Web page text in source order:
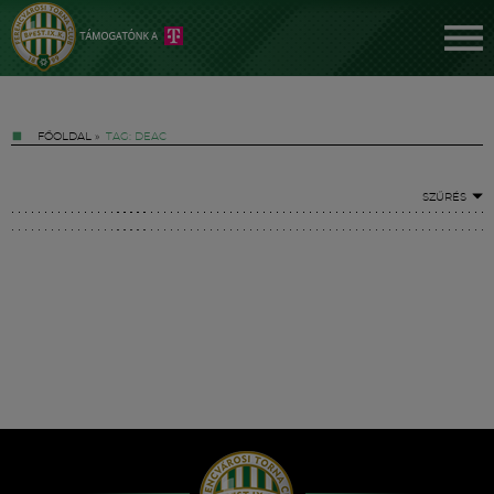
FŐOLDAL » TAG: DEAC
SZŰRÉS
Hírek